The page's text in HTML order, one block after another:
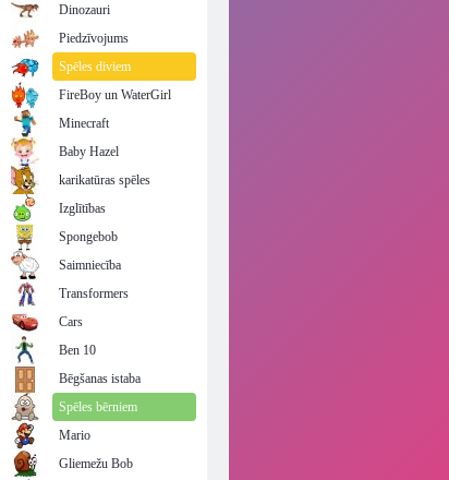
Dinozauri
Piedzīvojums
Spēles diviem
FireBoy un WaterGirl
Minecraft
Baby Hazel
karikatūras spēles
Izglītības
Spongebob
Saimniecība
Transformers
Cars
Ben 10
Bēgšanas istaba
Spēles bērniem
Mario
Gliemežu Bob